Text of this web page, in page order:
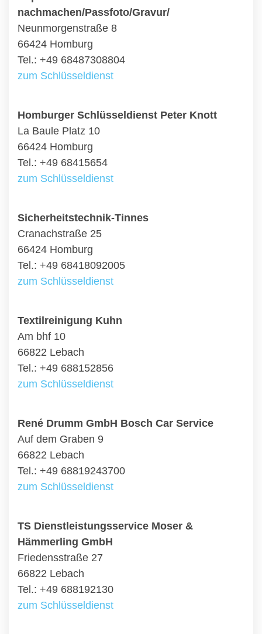
nachmachen/Passfoto/Gravur/
Neunmorgenstraße 8
66424 Homburg
Tel.: +49 68487308804
zum Schlüsseldienst
Homburger Schlüsseldienst Peter Knott
La Baule Platz 10
66424 Homburg
Tel.: +49 68415654
zum Schlüsseldienst
Sicherheitstechnik-Tinnes
Cranachstraße 25
66424 Homburg
Tel.: +49 68418092005
zum Schlüsseldienst
Textilreinigung Kuhn
Am bhf 10
66822 Lebach
Tel.: +49 688152856
zum Schlüsseldienst
René Drumm GmbH Bosch Car Service
Auf dem Graben 9
66822 Lebach
Tel.: +49 68819243700
zum Schlüsseldienst
TS Dienstleistungsservice Moser &
Hämmerling GmbH
Friedensstraße 27
66822 Lebach
Tel.: +49 688192130
zum Schlüsseldienst